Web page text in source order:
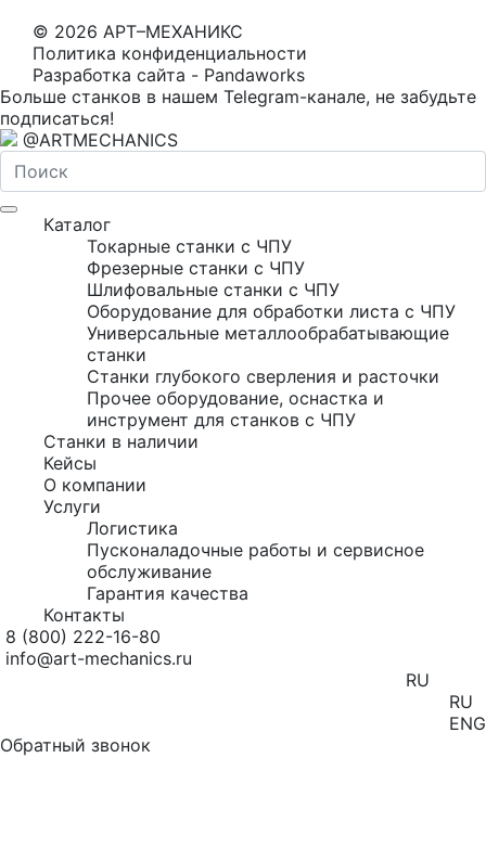
© 2026 АРТ–МЕХАНИКС
Политика конфиденциальности
Разработка сайта - Pandaworks
Больше станков в нашем Telegram-канале, не забудьте
подписаться!
@ARTMECHANICS
Каталог
Токарные станки с ЧПУ
Фрезерные станки с ЧПУ
Шлифовальные станки с ЧПУ
Оборудование для обработки листа с ЧПУ
Универсальные металлообрабатывающие
станки
Станки глубокого сверления и расточки
Прочее оборудование, оснастка и
инструмент для станков с ЧПУ
Станки в наличии
Кейсы
О компании
Услуги
Логистика
Пусконаладочные работы и сервисное
обслуживание
Гарантия качества
Контакты
8 (800) 222-16-80
info@art-mechanics.ru
RU
RU
ENG
Обратный звонок